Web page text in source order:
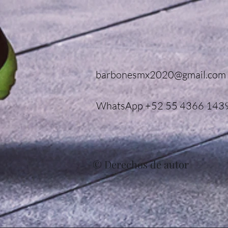
barbonesmx2020@gmail.com
WhatsApp +52 55 4366
© Derechos de autor